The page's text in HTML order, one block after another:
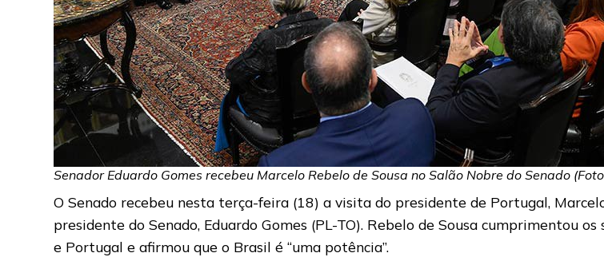
Senador Eduardo Gomes recebeu Marcelo Rebelo de Sousa no Salão Nobre do Senado
O Senado recebeu nesta terça-feira (18) a visita do presidente de Portugal,
presidente do Senado, Eduardo Gomes (PL-TO). Rebelo de Sousa cumprimentou
e Portugal e afirmou que o Brasil é “uma potência”.